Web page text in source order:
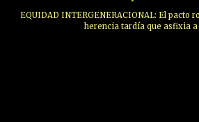
EQUIDAD INTERGENERACIONAL: El pacto
herencia tardía que asfixia a